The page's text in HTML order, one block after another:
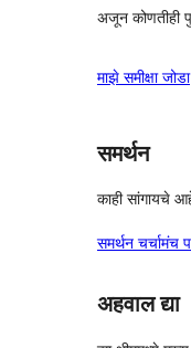
अजून कोणतीही
माझे समीक्षा जोडा
समर्थन
काही सांगायचे
समर्थन चर्चामंच
अहवाल द्या